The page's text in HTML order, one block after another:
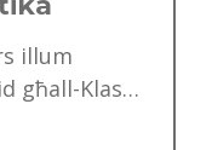
illum
għall-Klassi